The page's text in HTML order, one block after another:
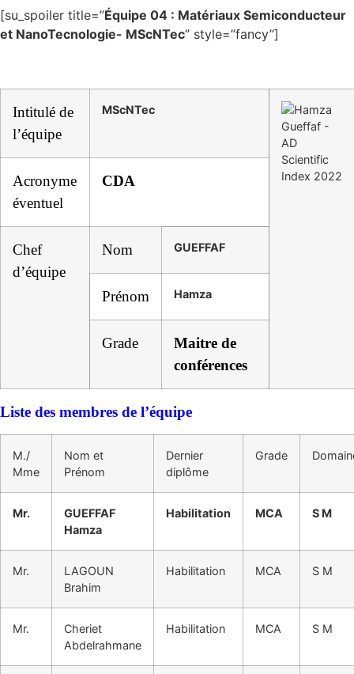
[su_spoiler title=”Équipe 04 : Matériaux Semiconducteur
et NanoTecnologie- MScNTec” style=”fancy”]
Intitulé de
l’équipe
MScNTec
Acronyme
éventuel
CDA
Chef
d’équipe
Nom GUEFFAF
Prénom Hamza
Grade
Maitre de
conférences
Liste des membres de l’équipe
M./
Mme
Nom et
Prénom
Dernier
diplôme
Grade
Mr.
GUEFFAF
Hamza
Habilitation MCA S M
Mr.
LAGOUN
Brahim
Habilitation MCA S M
Mr.
Cheriet
Abdelrahmane
Habilitation MCA S M